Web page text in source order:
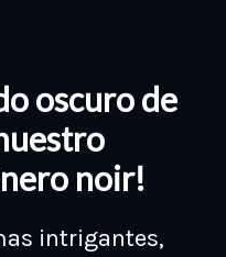
oscuro de
noir!
intrigantes,